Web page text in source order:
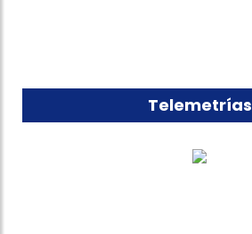
Telemetrías